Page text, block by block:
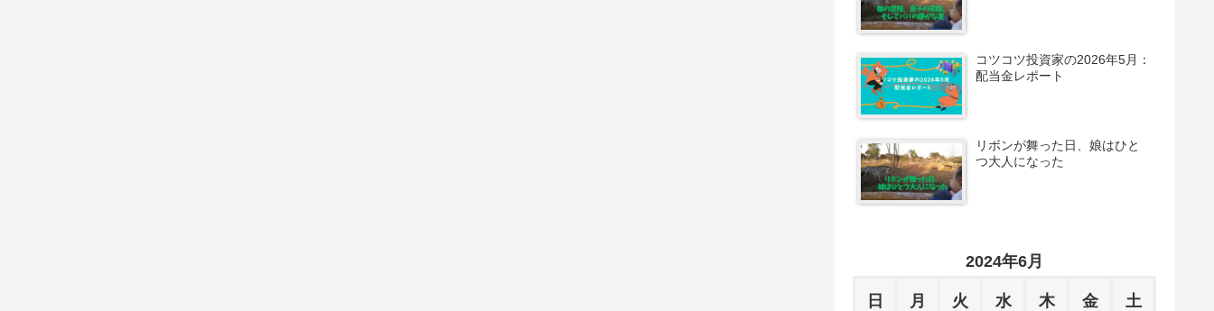
コツコツ投資家の2026年5月：
配当金レポート
リボンが舞った日、娘はひと
つ大人になった
2024年6月
日 月 火 水 木 金 土